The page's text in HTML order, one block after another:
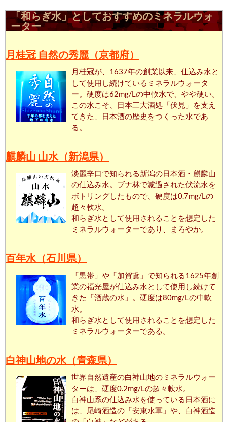
「和らぎ水」としておすすめのミネラルウォ
ーター
月桂冠 自然の秀麗（京都府）
月桂冠が、1637年の創業以来、仕込み水と
して使用し続けているミネラルウォータ
ー。硬度は62mg/Lの中軟水で、やや硬い。
この水こそ、日本三大酒処「伏見」を支え
てきた、日本酒の歴史をつくった水であ
る。
麒麟山 山水（新潟県）
淡麗辛口で知られる新潟の日本酒・麒麟山
の仕込み水。ブナ林で濾過された伏流水を
ボトリングしたもので、硬度は0.7mg/Lの
超々軟水。
和らぎ水として使用されることを想定した
ミネラルウォーターであり、まろやか。
百年水（石川県）
「黒帯」や「加賀鳶」で知られる1625年創
業の福光屋が仕込み水として使用し続けて
きた「酒蔵の水」。硬度は80mg/Lの中軟
水。
和らぎ水として使用されることを想定した
ミネラルウォーターである。
白神山地の水（青森県）
世界自然遺産の白神山地のミネラルウォー
ターは、硬度0.2mg/Lの超々軟水。
白神山系の仕込み水を使っている日本酒に
は、尾崎酒造の「安東水軍」や、白神酒造